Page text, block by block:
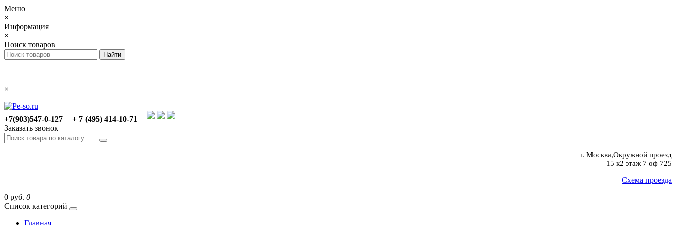
Меню
×
Информация
×
Поиск товаров
×
+7(903)547-0-127
+ 7 (495) 414-10-71
Заказать звонок
г. Москва,Окружной проезд
15 к2 этаж 7 оф 725
Схема проезда
0 руб. 0
Список категорий
Главная